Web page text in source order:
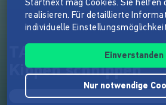
TASCHENBECHER
Kippen schnippen
Startnext mag Cookies. Sie helfen
realisieren. Für detaillierte
individuelle
Einverstanden
Nur notwendige